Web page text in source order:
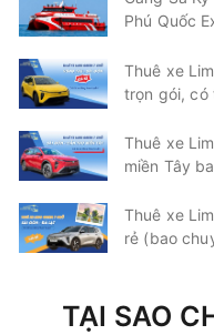
-Lịch chạy
: Sáng:
-Điểm
đón/trả)
-Website đặt vé
thao-hong/
- Đánh giá nhà xe Thảo
đãi cho học sinh/sinh
Phú Quốc
Thuê xe
trọn gói, có
Thuê xe
miền Tây
Thuê xe
rẻ (bao
TẠI SAO